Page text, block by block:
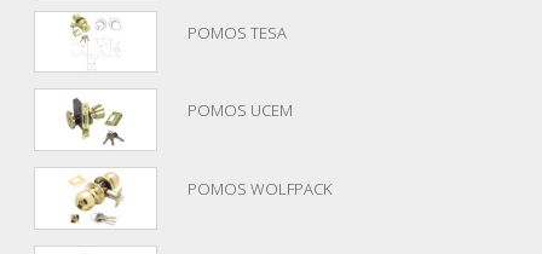
POMOS TESA
POMOS UCEM
POMOS WOLFPACK